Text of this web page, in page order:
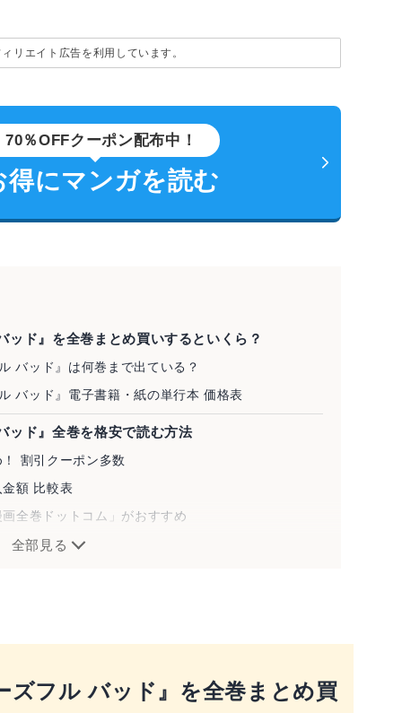
リエイト広告を利用しています。
70％OFFクーポン配布中！
得にマンガを読む
ッド』を全巻まとめ買いするといくら？
バッド』は何巻まで出ている？
バッド』電子書籍・紙の単行本 価格表
ッド』全巻を格安で読む方法
割引クーポン多数
額 比較表
全巻ドットコム」がおすすめ
手も
全部見る
ズフル バッド』を全巻まとめ買